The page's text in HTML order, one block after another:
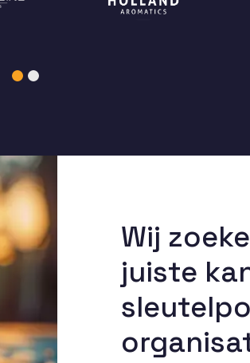
Wij
juiste